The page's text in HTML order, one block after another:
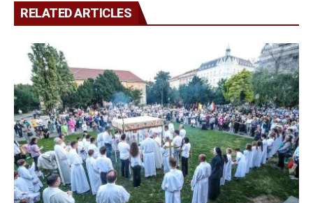
RELATED ARTICLES